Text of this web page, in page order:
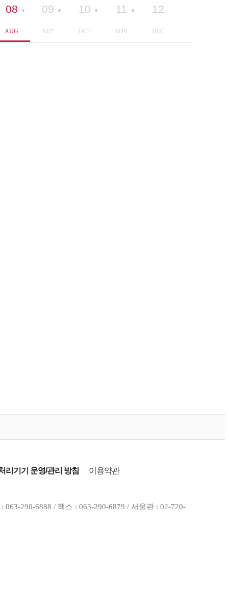
08
AUG
09
SEP
10
OCT
11
NOV
12
DEC
리기기 운영/관리 방침
이용약관
290-6888 / 팩스 : 063-290-6879 / 서울관 : 02-720-